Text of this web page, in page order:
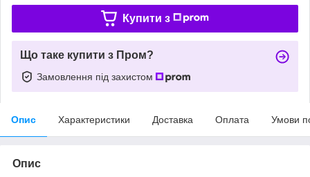
Купити з
Що таке купити з Пром?
Замовлення під захистом
Опис Характеристики Доставка Оплата Умови
Опис